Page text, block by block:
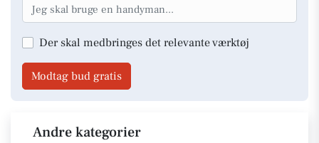
Der skal medbringes det relevante værktøj
Modtag bud gratis
Andre kategorier